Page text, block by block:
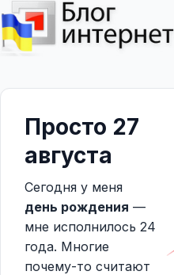
Просто 27
августа
Сегодня у меня
день рождения —
мне исполнилось 24
года. Многие
почему-то считают